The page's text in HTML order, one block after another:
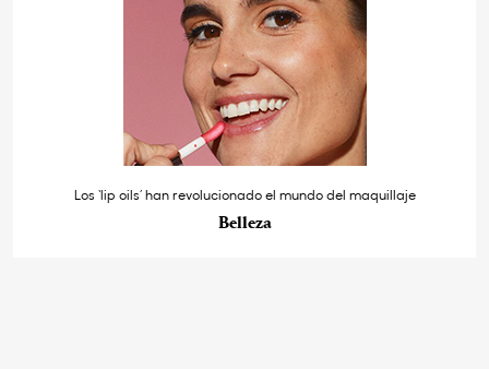
Los ‘lip oils’ han revolucionado el mundo del maquillaje
Belleza